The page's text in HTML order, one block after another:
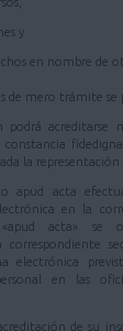
y
en nombre de
de mero trámite se
podrá
constancia
la representación
apud acta
en la
acta» se
correspondiente
electrónica
en las
de su